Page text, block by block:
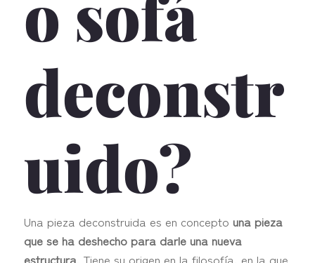
deconstr
uido?
Una pieza deconstruida es en concepto una pieza
que se ha deshecho para darle una nueva
estructura. Tiene su origen en la filosofía, en la que